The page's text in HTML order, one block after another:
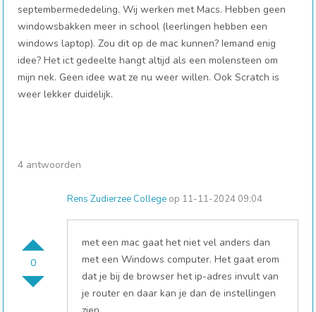
septembermededeling. Wij werken met Macs. Hebben geen
windowsbakken meer in school (leerlingen hebben een
windows laptop). Zou dit op de mac kunnen? Iemand enig
idee? Het ict gedeelte hangt altijd als een molensteen om
mijn nek. Geen idee wat ze nu weer willen. Ook Scratch is
weer lekker duidelijk.
4 antwoorden
0
Rens Zudierzee College op 11-11-2024 09:04
met een mac gaat het niet vel anders dan
met een Windows computer. Het gaat erom
dat je bij de browser het ip-adres invult van
je router en daar kan je dan de instellingen